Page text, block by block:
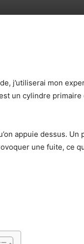
j’utiliserai mon
un cylindre
appuie dessus. Un
une fuite, ce